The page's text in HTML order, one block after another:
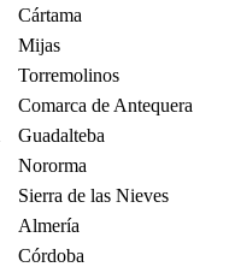
Cártama
Mijas
Torremolinos
Comarca de Antequera
Guadalteba
Nororma
Sierra de las Nieves
Almería
Córdoba